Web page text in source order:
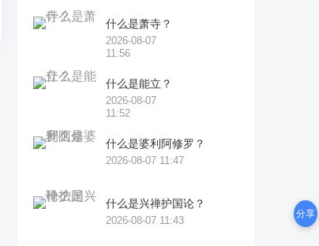
什么是萧寺？
2026-08-07
11:56
什么是能立？
2026-08-07
11:52
什么是婆利阿修罗？
2026-08-07 11:47
什么是兴禅护国论？
2026-08-07 11:43
分享